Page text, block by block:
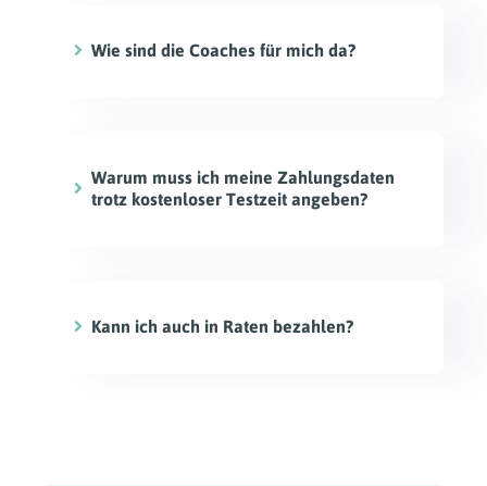
Wie sind die Coaches für mich da?
Warum muss ich meine Zahlungsdaten
trotz kostenloser Testzeit angeben?
Kann ich auch in Raten bezahlen?